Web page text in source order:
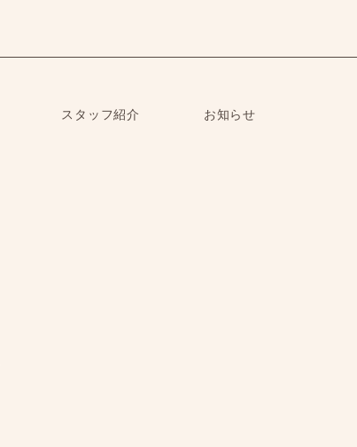
スタッフ紹介 お知らせ